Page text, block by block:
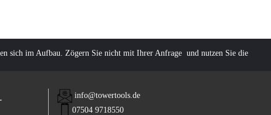
sich im Aufbau. Zögern Sie nicht mit Ihrer Anfrage und nutzen Sie die
info@towertools.de
07504 9718550